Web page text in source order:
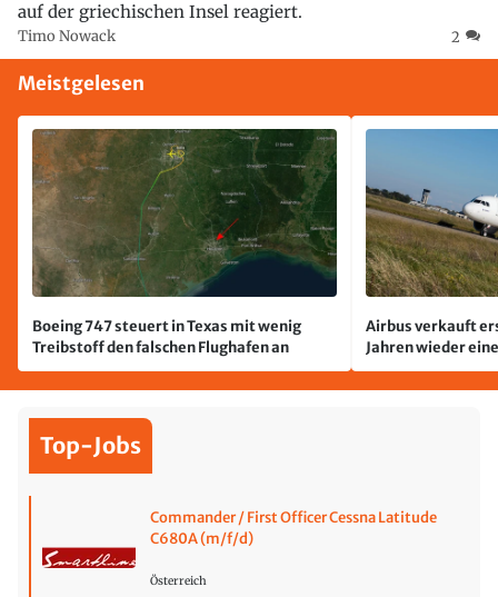
auf der griechischen Insel reagiert.
Timo Nowack 2
Meistgelesen
Boeing 747 steuert in Texas mit wenig
Treibstoff den falschen Flughafen an
Airbus verkauft
Jahren wieder
Top-Jobs
Commander / First Officer Cessna Latitude
C680A (m/f/d)
Österreich